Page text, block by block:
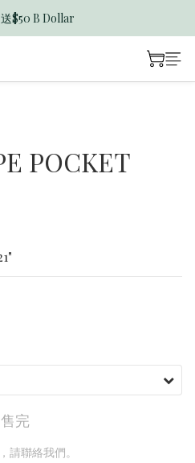
$600免運費
$50 B Dollar
POCKET
售完
請聯絡我們。